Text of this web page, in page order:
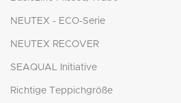
NEUTEX - ECO-Serie
NEUTEX RECOVER
SEAQUAL Initiative
Richtige Teppichgröße